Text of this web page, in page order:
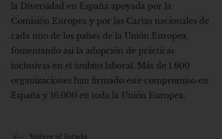
la Diversidad en España apoyada por la
Comisión Europea y por las Cartas nacionales de
cada uno de los países de la Unión Europea,
fomentando así la adopción de prácticas
inclusivas en el ámbito laboral. Más de 1.600
organizaciones han firmado este compromiso en
España y 16.000 en toda la Unión Europea.
Volver al listado